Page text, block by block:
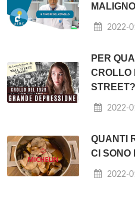
2022-
PER
CROLLO
STREET?
2022-
QUANTI
CI SONO
2022-